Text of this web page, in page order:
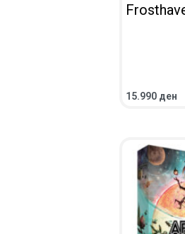
15.990 ден